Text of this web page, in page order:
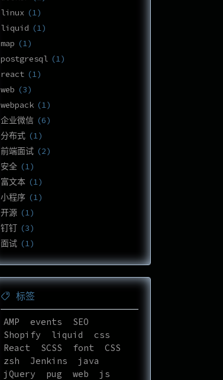
linux
1
liquid
1
map
1
postgresql
1
react
1
web
3
webpack
1
企业微信
6
分布式
1
前端面试
2
安全
1
富文本
1
小程序
1
开源
1
钉钉
3
面试
1
标签
AMP events
SEO
Shopify
liquid
css
React
SCSS font
CSS
zsh
Jenkins
java
jQuery
pug web
js